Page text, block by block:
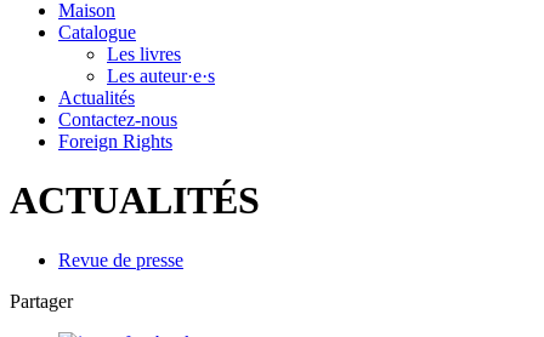
Maison
Catalogue
Les livres
Les auteur·e·s
Actualités
Contactez-nous
Foreign Rights
ACTUALITÉS
Revue de presse
Partager